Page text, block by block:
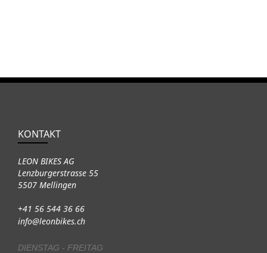
KONTAKT
LEON BIKES AG
Lenzburgerstrasse 55
5507 Mellingen
+41 56 544 36 66
info@leonbikes.ch
DIENSTAG - FREITAG